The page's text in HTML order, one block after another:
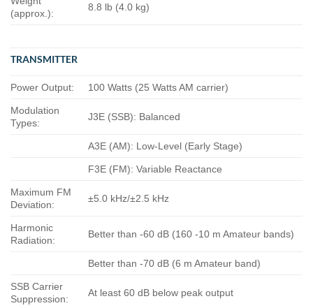
(approx.):
8.8 lb (4.0 kg)
TRANSMITTER
Power Output: 100 Watts (25 Watts AM carrier)
Modulation
Types:
J3E (SSB): Balanced
A3E (AM): Low-Level (Early Stage)
F3E (FM): Variable Reactance
Maximum FM
Deviation:
±5.0 kHz/±2.5 kHz
Harmonic
Radiation:
Better than -60 dB (160 -10 m Amateur bands)
Better than -70 dB (6 m Amateur band)
SSB Carrier
Suppression:
At least 60 dB below peak output